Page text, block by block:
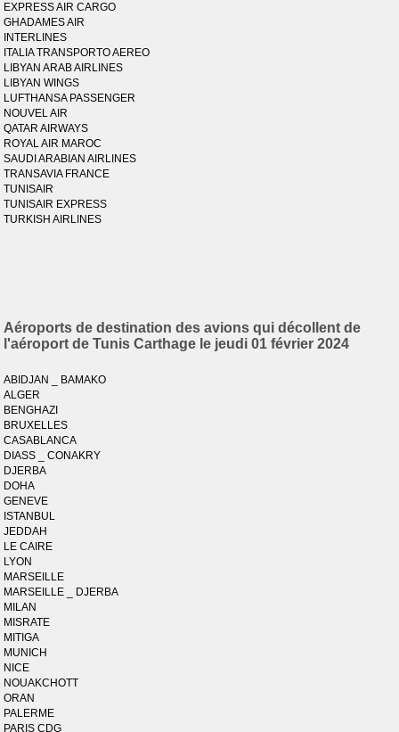
EXPRESS AIR CARGO
GHADAMES AIR
INTERLINES
ITALIA TRANSPORTO AEREO
LIBYAN ARAB AIRLINES
LIBYAN WINGS
LUFTHANSA PASSENGER
NOUVEL AIR
QATAR AIRWAYS
ROYAL AIR MAROC
SAUDI ARABIAN AIRLINES
TRANSAVIA FRANCE
TUNISAIR
TUNISAIR EXPRESS
TURKISH AIRLINES
Aéroports de destination des avions qui décollent de
l'aéroport de Tunis Carthage le jeudi 01 février 2024
ABIDJAN _ BAMAKO
ALGER
BENGHAZI
BRUXELLES
CASABLANCA
DIASS _ CONAKRY
DJERBA
DOHA
GENEVE
ISTANBUL
JEDDAH
LE CAIRE
LYON
MARSEILLE
MARSEILLE _ DJERBA
MILAN
MISRATE
MITIGA
MUNICH
NICE
NOUAKCHOTT
ORAN
PALERME
PARIS CDG